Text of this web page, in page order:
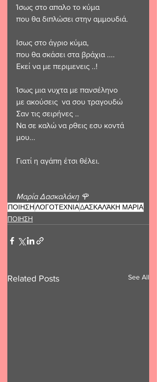
Ίσως στο απαλο το κύμα
που θα διπλώσει στην αμμουδιά.
Ισως στο άγριο κύμα,
που θα σκάσει στα βράχια ....
Εκεί να με περιμενεις ..!
Ίσως μια νυχτα με πανσέληνο
με ακούσεις  να σου τραγουδώ
Σαν τις σειρήνες ..
Να σε καλώ να ρθεις εσυ κοντά
μου...
Γιατί η αγάπη έτσι θέλει.
Μαρία Δασκαλάκη 🌹
ΠΟΙΗΣΗΛΟΓΟΤΕΧΝΙΑΔΑΣΚΑΛΆΚΗ ΜΑΡΙΑ
ΠΟΙΗΣΗ
Related Posts See All